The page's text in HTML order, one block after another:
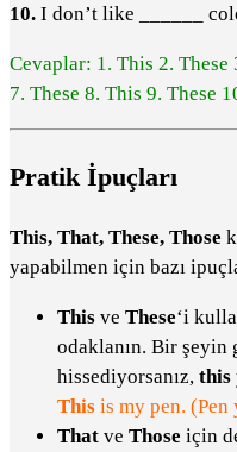
10. I don’t like ______
Cevaplar: 1. This 2. These
7. These 8. This 9. These
Pratik İpuçları
This, That, These, Those
yapabilmen için bazı
This ve These‘i
odaklanın. Bir şeyin
hissediyorsanız, this
This is my pen. (Pen
That ve Those için